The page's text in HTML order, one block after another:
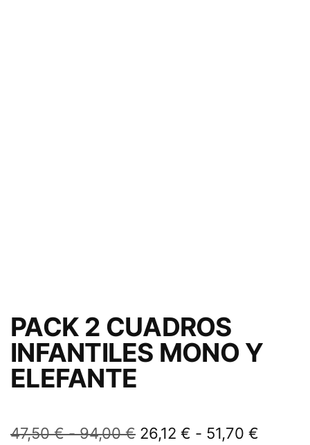
PACK 2 CUADROS
INFANTILES MONO Y
ELEFANTE
47,50€ - 94,00€ 26,12 € - 51,70 €